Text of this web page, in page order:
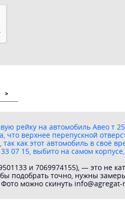
>
рейку на автомобиль Авео т
что верхнее перепускной
как этот автомобиль в своё
07 15, выбито на самом
и 7069974155), — это не
подобрать точно, нужны
можно скинуть